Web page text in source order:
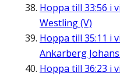
Hoppa till 33:56 i
Westling (V)
Hoppa till 35:11 i
Ankarberg
Hoppa till 36:23 i